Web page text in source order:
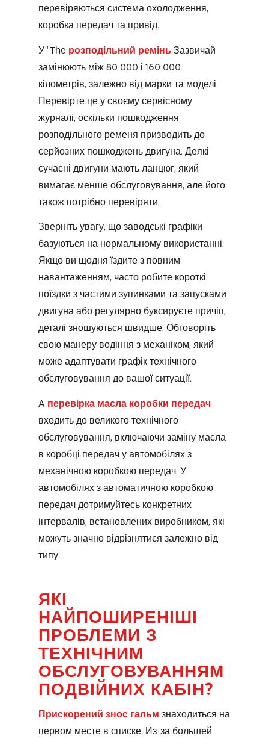
перевіряються система охолодження,
коробка передач та привід.
У "The розподільний реміньЗазвичай
замінюють між 80 000 і 160 000
кілометрів, залежно від марки та моделі.
Перевірте це у своєму сервісному
журналі, оскільки пошкодження
розподільного ременя призводить до
серйозних пошкоджень двигуна. Деякі
сучасні двигуни мають ланцюг, який
вимагає менше обслуговування, але його
також потрібно перевіряти.
Зверніть увагу, що заводські графіки
базуються на нормальному використанні.
Якщо ви щодня їздите з повним
навантаженням, часто робите короткі
поїздки з частими зупинками та запусками
двигуна або регулярно буксируєте причіп,
деталі зношуються швидше. Обговоріть
свою манеру водіння з механіком, який
може адаптувати графік технічного
обслуговування до вашої ситуації.
A перевірка масла коробки передач
входить до великого технічного
обслуговування, включаючи заміну масла
в коробці передач у автомобілях з
механічною коробкою передач. У
автомобілях з автоматичною коробкою
передач дотримуйтесь конкретних
інтервалів, встановлених виробником, які
можуть значно відрізнятися залежно від
типу.
ЯКІ
НАЙПОШИРЕНІШІ
ПРОБЛЕМИ З
ТЕХНІЧНИМ
ОБСЛУГОВУВАННЯМ
ПОДВІЙНИХ КАБІН?
Прискорений знос гальм знаходиться на
первом месте в списке. Из-за большей